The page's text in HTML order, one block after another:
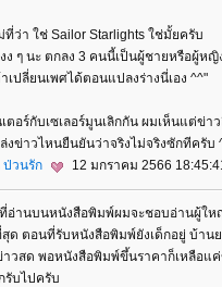
ที่ว่า ใช่ Sailor Starlights ใช่มั้ยครับ
ง ๆ นะ ตกลง 3 คนนี้เป็นผู้ชายหรือผู้หญิ
เปลี่ยนเพศได้ตอนแปลงร่างนี่เอง ^^"
ตอร์กับเซเลอร์มูนเลิกกัน ผมเห็นแต่ข่า
งข่าวไหนยืนยันว่าจริงไม่จริงซักทีครับ
ป่วนรัก 12 มกราคม 2566
ที่อ่านบนหนังสือพิมพ์ผมจะชอบอ่านผู้ใ
ด ตอนที่รับหนังสือพิมพ์ยังเด็กอยู่ บ้าน
สด พอหนังสือพิมพ์ขึ้นราคาก็เหลือแค่
รับไปครับ